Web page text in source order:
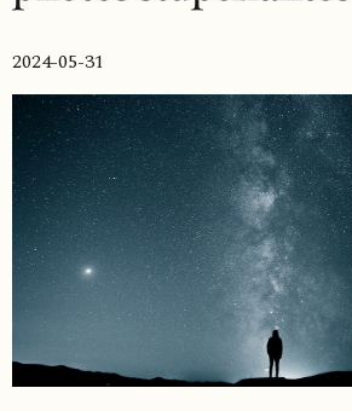
2024-05-31